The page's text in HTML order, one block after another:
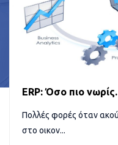
ERP: Όσο πιο
Πολλές φορές όταν
στο οικον...